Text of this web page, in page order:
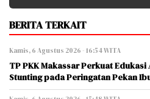
BERITA TERKAIT
Kamis, 6 Agustus 2026 - 16:54 WITA
TP PKK Makassar Perkuat
Stunting pada Peringatan Pekan